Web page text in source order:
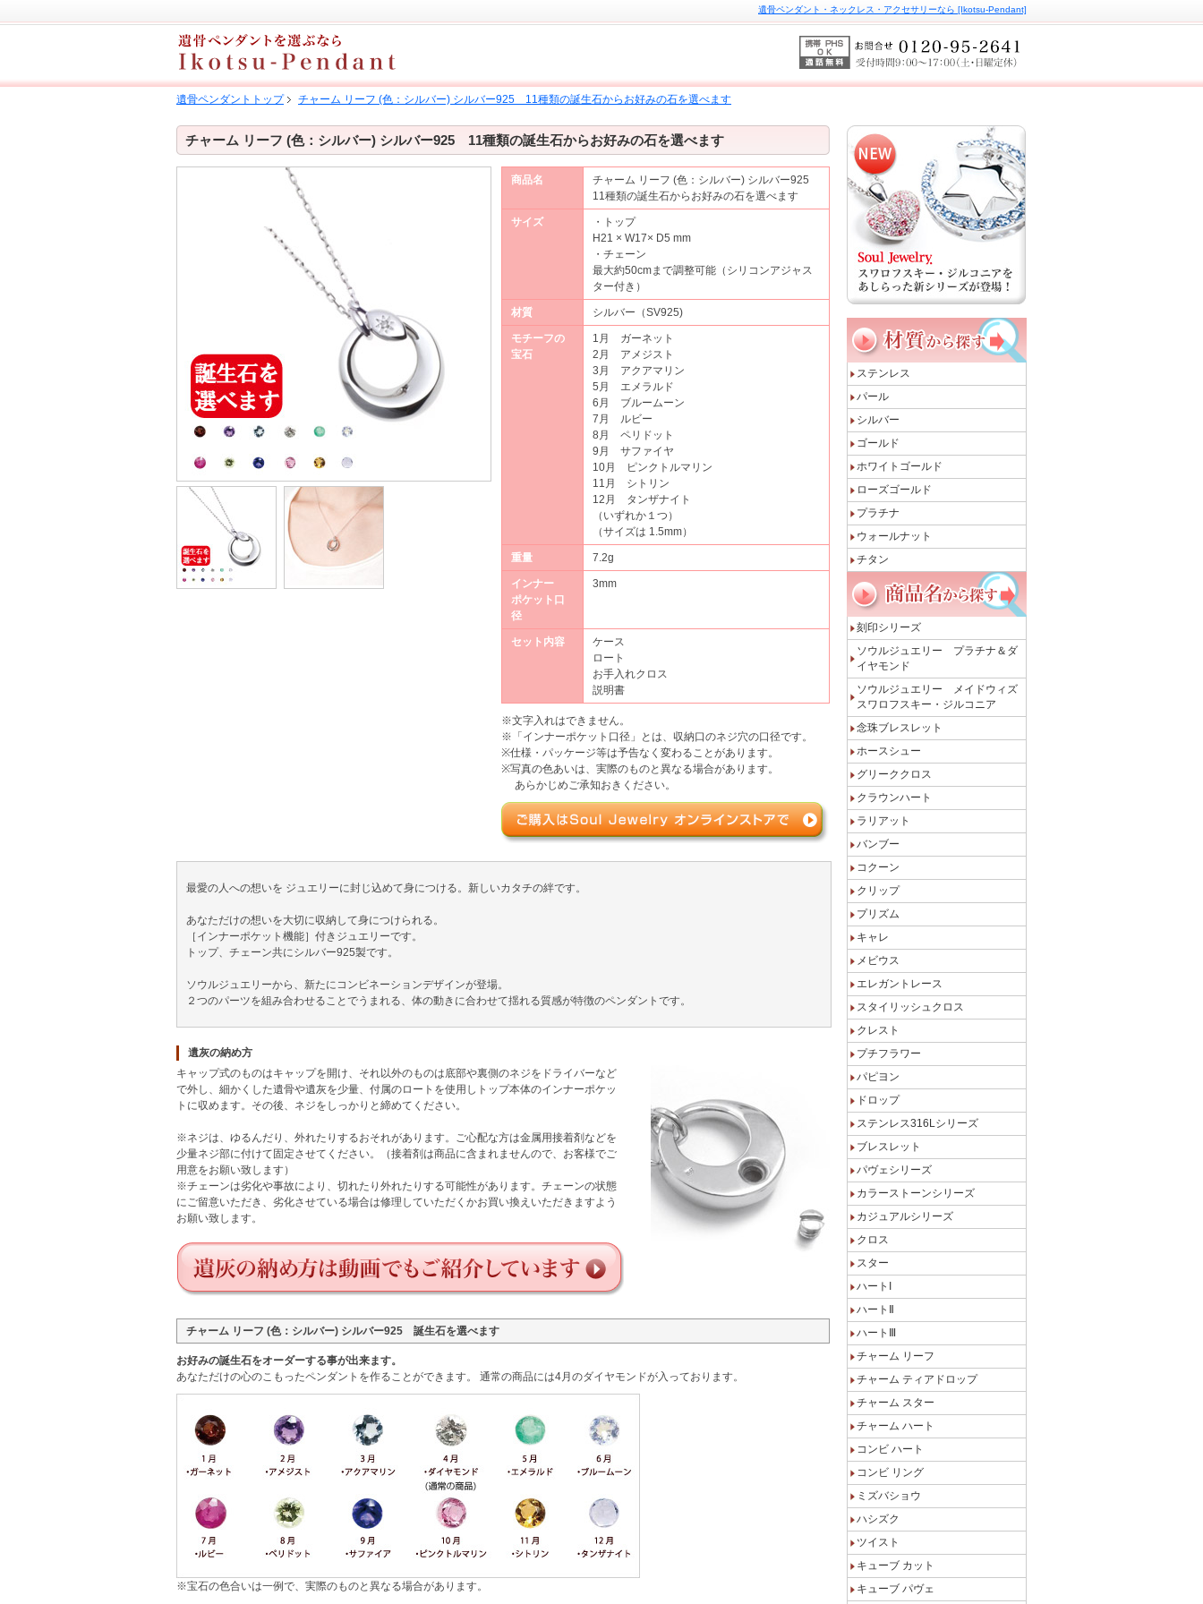
遺骨ペンダント・ネックレス・アクセサリーなら [Ikotsu-Pendant]
遺骨ペンダントトップ チャーム リーフ (色：シルバー) シルバー925 11種類の誕生石からお好みの石を選べます
チャーム リーフ (色：シルバー) シルバー925 11種類の誕生石からお好みの石を選べます
商品名
チャーム リーフ (色：シルバー) シルバー925
11種類の誕生石からお好みの石を選べます
サイズ
・トップ
H21 × W17× D5 mm
・チェーン
最大約50cmまで調整可能（シリコンアジャス
ター付き）
材質 シルバー（SV925)
モチーフの
宝石
1月 ガーネット
2月 アメジスト
3月 アクアマリン
5月 エメラルド
6月 ブルームーン
7月 ルビー
8月 ペリドット
9月 サファイヤ
10月 ピンクトルマリン
11月 シトリン
12月 タンザナイト
（いずれか１つ）
（サイズは 1.5mm）
重量 7.2g
インナー
ポケット口
径
3mm
セット内容
ケース
ロート
お手入れクロス
説明書
※文字入れはできません。
※「インナーポケット口径」とは、収納口のネジ穴の口径です。
※仕様・パッケージ等は予告なく変わることがあります。
※写真の色あいは、実際のものと異なる場合があります。
あらかじめご承知おきください。
最愛の人への想いを ジュエリーに封じ込めて身につける。新しいカタチの絆です。
あなただけの想いを大切に収納して身につけられる。
［インナーポケット機能］付きジュエリーです。
トップ、チェーン共にシルバー925製です。
ソウルジュエリーから、新たにコンビネーションデザインが登場。
２つのパーツを組み合わせることでうまれる、体の動きに合わせて揺れる質感が特徴のペンダントです。
遺灰の納め方
キャップ式のものはキャップを開け、それ以外のものは底部や裏側のネジをドライバーなど
で外し、細かくした遺骨や遺灰を少量、付属のロートを使用しトップ本体のインナーポケッ
トに収めます。その後、ネジをしっかりと締めてください。
※ネジは、ゆるんだり、外れたりするおそれがあります。ご心配な方は金属用接着剤などを
少量ネジ部に付けて固定させてください。（接着剤は商品に含まれませんので、お客様でご
用意をお願い致します）
※チェーンは劣化や事故により、切れたり外れたりする可能性があります。チェーンの状態
にご留意いただき、劣化させている場合は修理していただくかお買い換えいただきますよう
お願い致します。
チャーム リーフ (色：シルバー) シルバー925 誕生石を選べます
お好みの誕生石をオーダーする事が出来ます。
あなただけの心のこもったペンダントを作ることができます。 通常の商品には4月のダイヤモンドが入っております。
※宝石の色合いは一例で、実際のものと異なる場合があります。
ステンレス
パール
シルバー
ゴールド
ホワイトゴールド
ローズゴールド
プラチナ
ウォールナット
チタン
刻印シリーズ
ソウルジュエリー プラチナ＆ダ
イヤモンド
ソウルジュエリー メイドウィズ
スワロフスキー・ジルコニア
念珠ブレスレット
ホースシュー
グリーククロス
クラウンハート
ラリアット
バンブー
コクーン
クリップ
プリズム
キャレ
メビウス
エレガントレース
スタイリッシュクロス
クレスト
プチフラワー
パピヨン
ドロップ
ステンレス316Lシリーズ
ブレスレット
パヴェシリーズ
カラーストーンシリーズ
カジュアルシリーズ
クロス
スター
ハートI
ハートⅡ
ハートⅢ
チャーム リーフ
チャーム ティアドロップ
チャーム スター
チャーム ハート
コンビ ハート
コンビ リング
ミズバショウ
ハシズク
ツイスト
キューブ カット
キューブ パヴェ